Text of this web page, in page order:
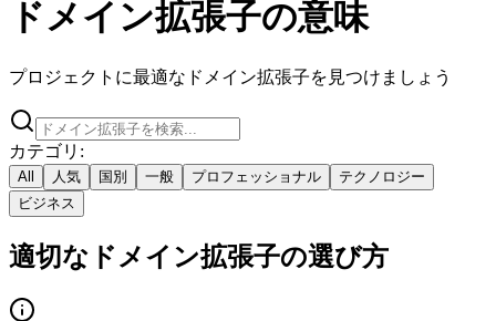
ドメイン拡張子の意味
プロジェクトに最適なドメイン拡張子を見つけましょう
カテゴリ :
All 人気 国別 一般 プロフェッショナル
テクノロジー
ビジネス
適切なドメイン拡張子の選び方